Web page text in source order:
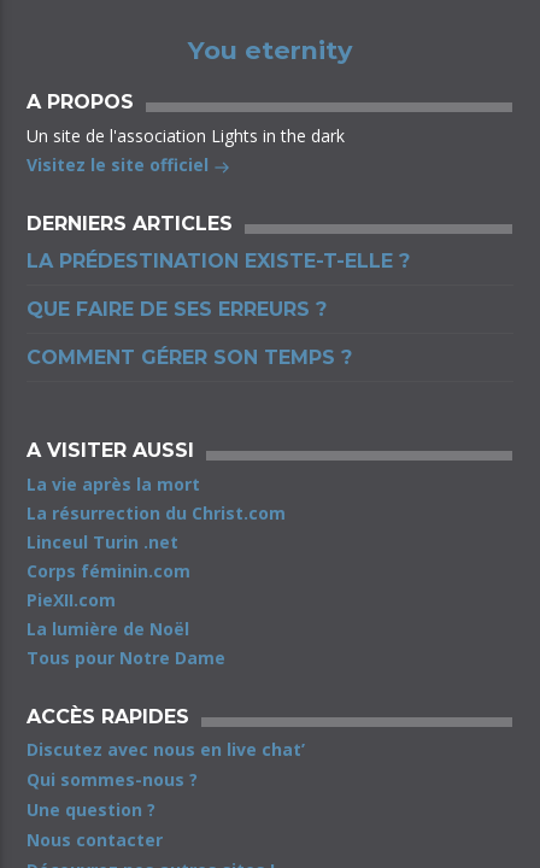
You eternity
A PROPOS
Un site de l'association Lights in the dark
Visitez le site officiel
DERNIERS ARTICLES
LA PRÉDESTINATION EXISTE-T-ELLE ?
QUE FAIRE DE SES ERREURS ?
COMMENT GÉRER SON TEMPS ?
A VISITER AUSSI
La vie après la mort
La résurrection du Christ.com
Linceul Turin .net
Corps féminin.com
PieXII.com
La lumière de Noël
Tous pour Notre Dame
ACCÈS RAPIDES
Discutez avec nous en live chat’
Qui sommes-nous ?
Une question ?
Nous contacter